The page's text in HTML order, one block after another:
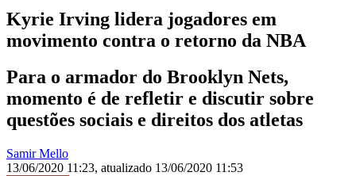
Kyrie Irving lidera jogadores em
movimento contra o retorno da NBA
Para o armador do Brooklyn Nets,
momento é de refletir e discutir sobre
questões sociais e direitos dos atletas
Samir Mello
13/06/2020 11:23, atualizado 13/06/2020 11:53